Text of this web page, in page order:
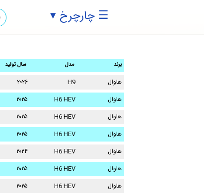
☰ چارچرخ ▾
برند مدل سال تولید
هاوال H9 ۲۰۲۶
هاوال
H6 HEV ۲۰۲۵
هاوال
H6 HEV ۲۰۲۵
هاوال
H6 HEV ۲۰۲۵
هاوال H6 HEV ۲۰۲۴
هاوال
H6 HEV ۲۰۲۵
هاوال
H6 HEV ۲۰۲۵